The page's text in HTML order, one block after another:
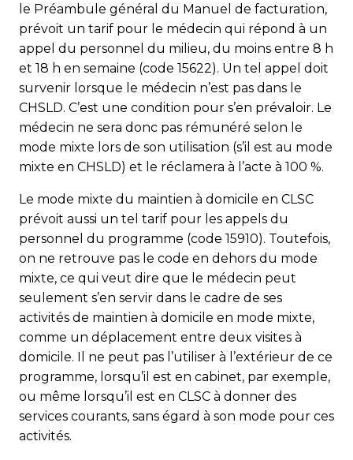
le Préambule gé­né­ral du Manuel de facturation,
prévoit un tarif pour le médecin qui répond à un
appel du personnel du milieu, du moins entre 8 h
et 18 h en semaine (code 15622). Un tel appel doit
survenir lorsque le médecin n’est pas dans le
CHSLD. C’est une condition pour s’en prévaloir. Le
médecin ne sera donc pas rémunéré selon le
mode mixte lors de son utilisation (s’il est au mode
mixte en CHSLD) et le réclamera à l’acte à 100 %.
Le mode mixte du maintien à domicile en CLSC
prévoit aussi un tel tarif pour les appels du
personnel du programme (code 15910). Toutefois,
on ne retrouve pas le code en dehors du mode
mixte, ce qui veut dire que le médecin peut
seulement s’en servir dans le cadre de ses
activités de maintien à domicile en mode mixte,
comme un déplacement entre deux visites à
domicile. Il ne peut pas l’utiliser à l’extérieur de ce
programme, lorsqu’il est en cabinet, par exemple,
ou même lorsqu’il est en CLSC à donner des
services courants, sans égard à son mode pour ces
activités.